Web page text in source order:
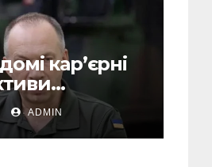
кар’єрні
після
з посади
ВСУ
ADMIN